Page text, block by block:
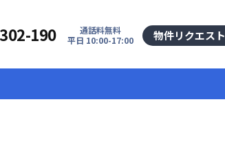
190
通話料無料
平日 10:00-17:00
物件リクエスト